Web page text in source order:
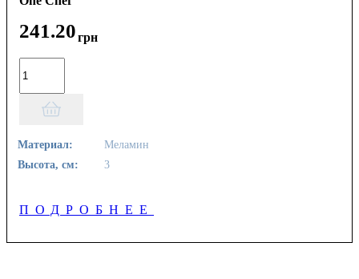
241.20грн
Материал:
Меламин
Высота, см:
3
ПОДРОБНЕЕ